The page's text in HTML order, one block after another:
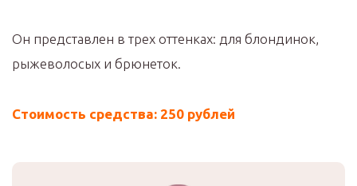
Он представлен в трех оттенках: для блондинок,
рыжеволосых и брюнеток.
Стоимость средства: 250 рублей